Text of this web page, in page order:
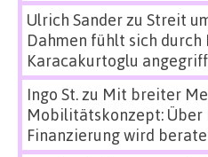
Ulrich Sanderzu Streit
Dahmen fühlt sich durch
Karacakurtoglu
Ingo St.zu Mit breiter
Mobilitätskonzept:
Finanzierung wird